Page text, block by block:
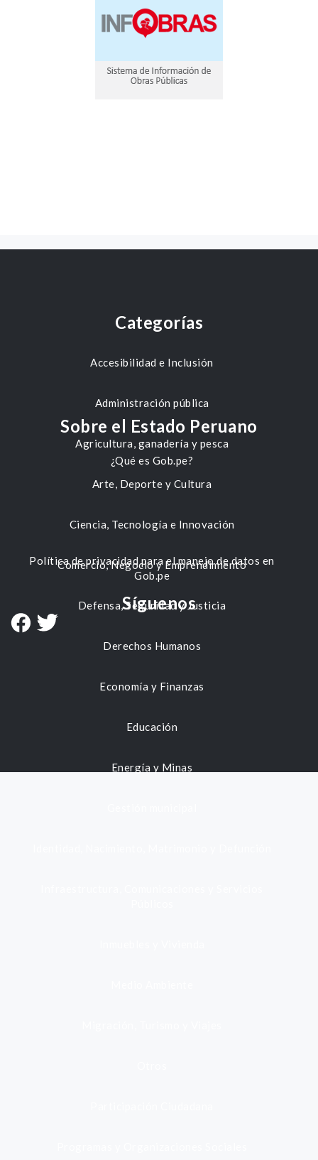
Categorías
Accesibilidad e Inclusión
Administración pública
Agricultura, ganadería y pesca
Arte, Deporte y Cultura
Ciencia, Tecnología e Innovación
Comercio, Negocio y Emprendimiento
Defensa, Seguridad y Justicia
Derechos Humanos
Economía y Finanzas
Educación
Energía y Minas
Sobre el Estado Peruano
¿Qué es Gob.pe?
Política de privacidad para el manejo de datos en
Gob.pe
Síguenos